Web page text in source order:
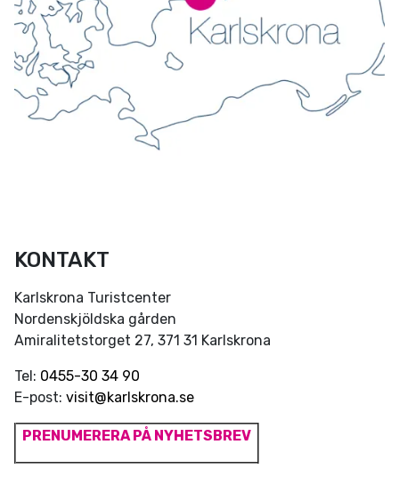
KONTAKT
Karlskrona Turistcenter
Nordenskjöldska gården
Amiralitetstorget 27, 371 31 Karlskrona
Tel: 0455-30 34 90
E-post: visit@karlskrona.se
PRENUMERERA PÅ NYHETSBREV